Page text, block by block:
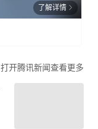
了解详情
打开腾讯新闻查看更多